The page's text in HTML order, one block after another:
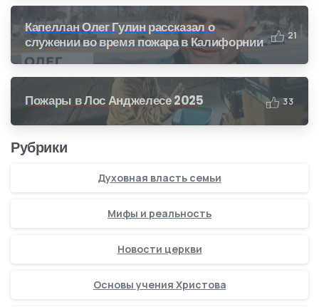
Капеллан Олег Гулин рассказал о
служении во время пожара в Калифорнии
21
Пожары в Лос Анджелесе 2025 33
Рубрики
Духовная власть семьи
Мифы и реальность
Новости церкви
Основы учения Христова